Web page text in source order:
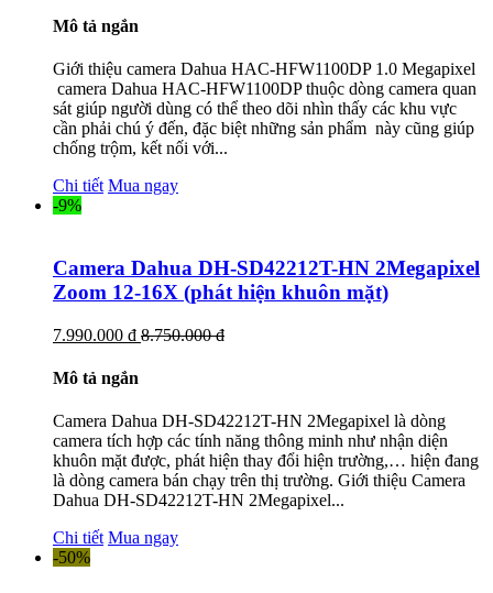
Mô tả ngắn
Giới thiệu camera Dahua HAC-HFW1100DP 1.0 Megapixel
camera Dahua HAC-HFW1100DP thuộc dòng camera quan
sát giúp người dùng có thể theo dõi nhìn thấy các khu vực
cần phải chú ý đến, đặc biệt những sản phẩm này cũng giúp
chống trộm, kết nối với...
Chi tiết Mua ngay
-9%
Camera Dahua DH-SD42212T-HN 2Megapixel
Zoom 12-16X (phát hiện khuôn mặt)
7.990.000 đ 8.750.000 đ
Mô tả ngắn
Camera Dahua DH-SD42212T-HN 2Megapixel là dòng
camera tích hợp các tính năng thông minh như nhận diện
khuôn mặt được, phát hiện thay đổi hiện trường,… hiện đang
là dòng camera bán chạy trên thị trường. Giới thiệu Camera
Dahua DH-SD42212T-HN 2Megapixel...
Chi tiết Mua ngay
-50%